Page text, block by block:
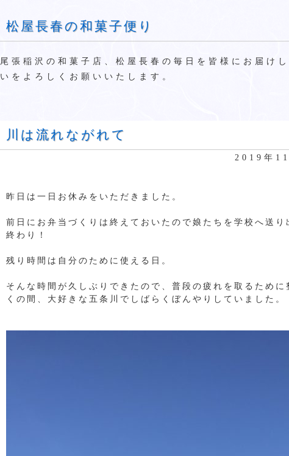
松屋長春の和菓子便り
尾張稲沢の和菓子店、松屋長春の毎日を皆様にお届け
いをよろしくお願いいたします。
川は流れながれて
2019年11
昨日は一日お休みをいただきました。
前日にお弁当づくりは終えておいたので娘たちを学校へ送り
終わり！
残り時間は自分のために使える日。
そんな時間が久しぶりできたので、普段の疲れを取るために
くの間、大好きな五条川でしばらくぼんやりしていました。